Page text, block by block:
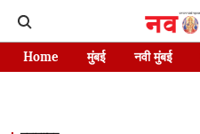
Home मुंबई नवी मुंबई